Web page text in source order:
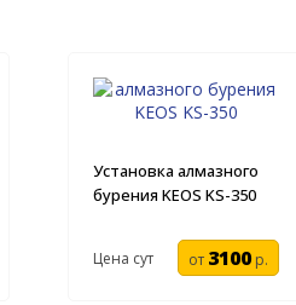
Установка алмазного
бурения KEOS KS-350
Цена сут от 3100р.